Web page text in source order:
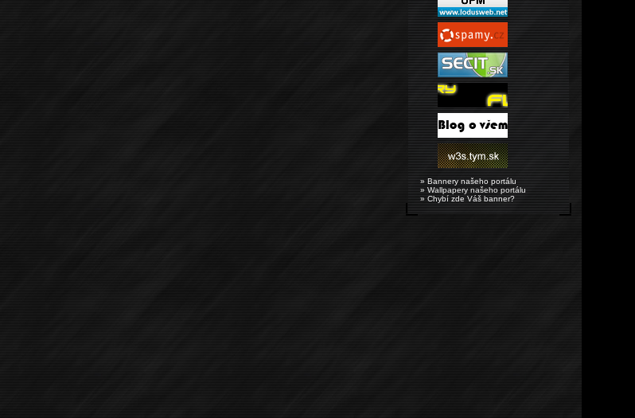
» Bannery našeho portálu
» Wallpapery našeho portálu
» Chybí zde Váš banner?